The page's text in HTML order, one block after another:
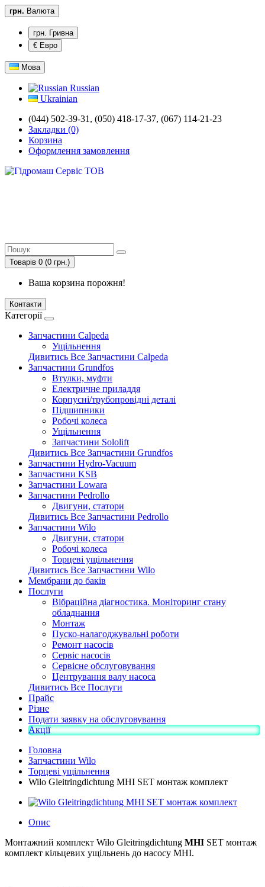
грн. Валюта
грн. Гривна
€ Евро
Мова
Russian
Ukrainian
(044) 502-39-31, (050) 418-17-37, (067) 114-21-23
Закладки (0)
Корзина
Оформлення замовлення
Товарів 0 (0 грн.)
Ваша корзина порожня!
Контакти
Категорії
Запчастини Calpeda
Ущільнення
Дивитись Все Запчастини Calpeda
Запчастини Grundfos
Втулки, муфти
Електричне приладдя
Корпусні/трубопровідні деталі
Підшипники
Робочі колеса
Ущільнення
Запчастини Sololift
Дивитись Все Запчастини Grundfos
Запчастини Hydro-Vacuum
Запчастини KSB
Запчастини Lowara
Запчастини Pedrollo
Двигуни, статори
Дивитись Все Запчастини Pedrollo
Запчастини Wilo
Двигуни, статори
Робочі колеса
Торцеві ущільнення
Дивитись Все Запчастини Wilo
Мембрани до баків
Послуги
Вібраційна діагностика. Моніторинг стану
обладнання
Монтаж
Пуско-налагоджувальні роботи
Ремонт насосів
Сервіс насосів
Сервісне обслуговування
Центрування валу насоса
Дивитись Все Послуги
Прайс
Різне
Подати заявку на обслуговування
Акції
Головна
Запчастини Wilo
Торцеві ущільнення
Wilo Gleitringdichtung MHI SET монтаж комплект
Опис
Монтажний комплект Wilo Gleitringdichtung MHI SET монтаж
комплект кільцевих ущільнень до насосу MHI.